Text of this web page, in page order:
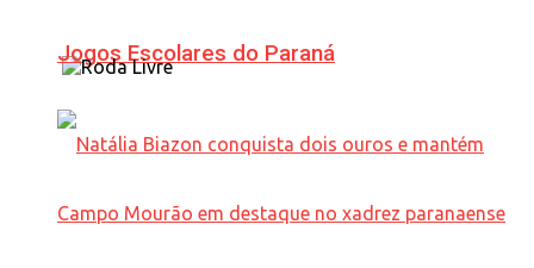
Jogos Escolares do Paraná